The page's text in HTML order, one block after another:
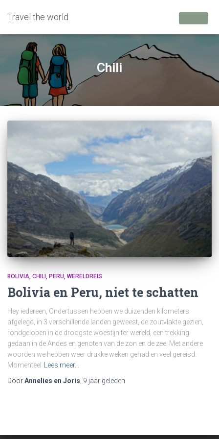
Travel the world
Chili
BOLIVIA CHILI PERU WERELDREIS
Bolivia en Peru, niet te schatten
Hey iedereen, Ondertussen hebben we duizenden kilometers
afgelegd, in 3 verschillende landen geweest, de zoutvlakte gezien,
rondgelopen in de droogste woestijn ter wereld, een trekking
gedaan in de Andes en genoten van de zon en de zee. Met andere
woorden we hebben weer drukke weken gehad en veel gereisd.
Momenteel
Lees meer…
DoorAnnelies en Joris 9 jaar geleden